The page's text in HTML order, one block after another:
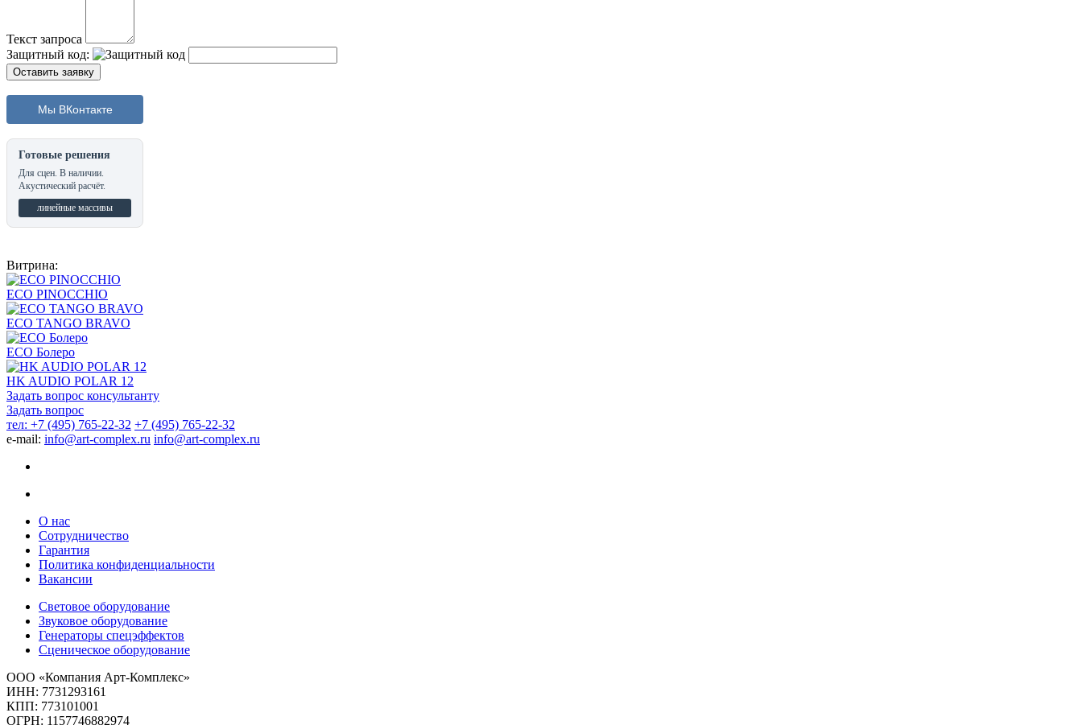
Текст запроса
Защитный код:
Мы ВКонтакте
Готовые решения
Для сцен. В наличии.
Акустический расчёт.
линейные массивы
Витрина:
ECO PINOCCHIO
ECO TANGO BRAVO
ECO Болеро
HK AUDIO POLAR 12
Задать вопрос консультанту
Задать вопрос
тел: +7 (495) 765-22-32 +7 (495) 765-22-32
e-mail: info@art-complex.ru info@art-complex.ru
О нас
Сотрудничество
Гарантия
Политика конфиденциальности
Вакансии
Световое оборудование
Звуковое оборудование
Генераторы спецэффектов
Сценическое оборудование
ООО «Компания Арт-Комплекс»
ИНН: 7731293161
КПП: 773101001
ОГРН: 1157746882974